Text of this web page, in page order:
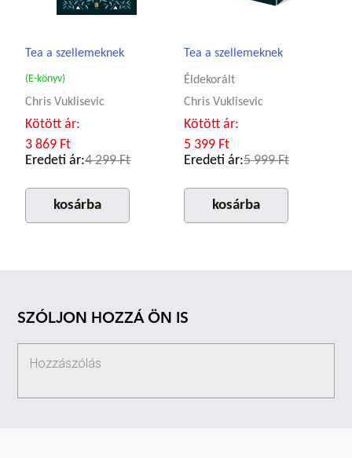
Tea a szellemeknek
(E-könyv)
Chris Vuklisevic
Kötött ár:
3 869 Ft
Eredeti ár:4 299 Ft
kosárba
Tea a szellemeknek
Éldekorált
Chris Vuklisevic
Kötött ár:
5 399 Ft
Eredeti ár:5 999 Ft
kosárba
SZÓLJON HOZZÁ ÖN IS